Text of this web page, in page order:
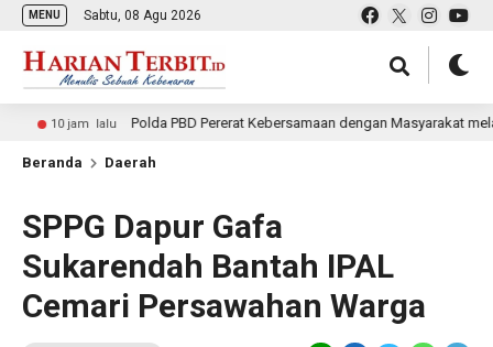
MENU Sabtu, 08 Agu 2026
lalu Polda PBD Pererat Kebersamaan dengan Masyarakat melalui
Beranda Daerah
SPPG Dapur Gafa
Sukarendah Bantah IPAL
Cemari Persawahan Warga